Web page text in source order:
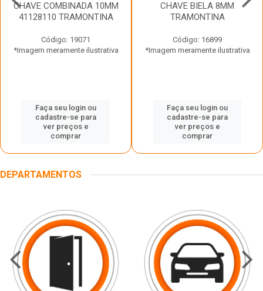
CHAVE COMBINADA 10MM
41128110 TRAMONTINA
Código: 19071
*Imagem meramente ilustrativa
Faça seu login ou
cadastre-se para
ver preços e
comprar
CHAVE BIELA 8MM
TRAMONTINA
Código: 16899
*Imagem meramente ilustrativa
Faça seu login ou
cadastre-se para
ver preços e
comprar
DEPARTAMENTOS